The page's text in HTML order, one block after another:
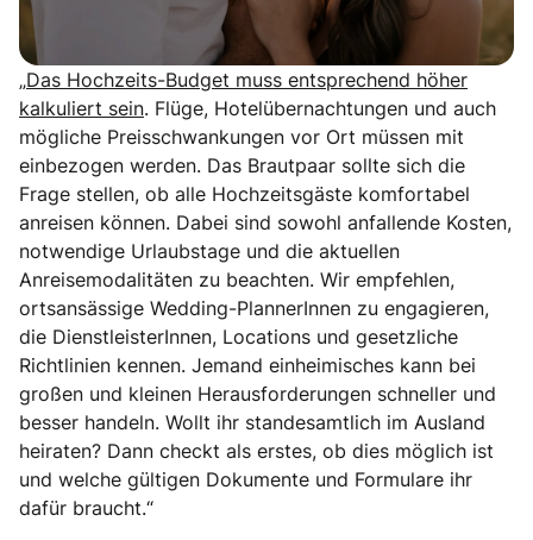
„Das Hochzeits-Budget muss entsprechend höher
kalkuliert sein. Flüge, Hotelübernachtungen und auch
mögliche Preisschwankungen vor Ort müssen mit
einbezogen werden. Das Brautpaar sollte sich die
Frage stellen, ob alle Hochzeitsgäste komfortabel
anreisen können. Dabei sind sowohl anfallende Kosten,
notwendige Urlaubstage und die aktuellen
Anreisemodalitäten zu beachten. Wir empfehlen,
ortsansässige Wedding-PlannerInnen zu engagieren,
die DienstleisterInnen, Locations und gesetzliche
Richtlinien kennen. Jemand einheimisches kann bei
großen und kleinen Herausforderungen schneller und
besser handeln. Wollt ihr standesamtlich im Ausland
heiraten? Dann checkt als erstes, ob dies möglich ist
und welche gültigen Dokumente und Formulare ihr
dafür braucht.“